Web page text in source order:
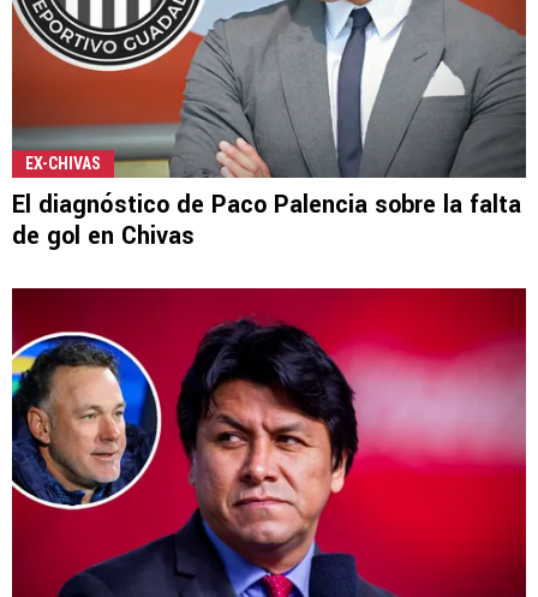
EX-CHIVAS
El diagnóstico de Paco Palencia sobre la falta
de gol en Chivas